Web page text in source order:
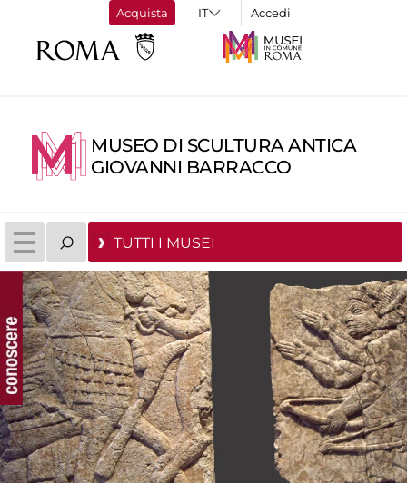
Acquista Accedi
MUSEO DI SCULTURA ANTICA
GIOVANNI BARRACCO
TUTTI I MUSEI